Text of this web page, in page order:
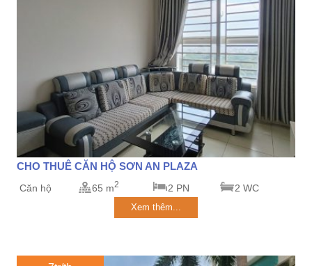
CHO THUÊ CĂN HỘ SƠN AN PLAZA
Căn hộ 65 m2 2 PN 2 WC
Xem thêm...